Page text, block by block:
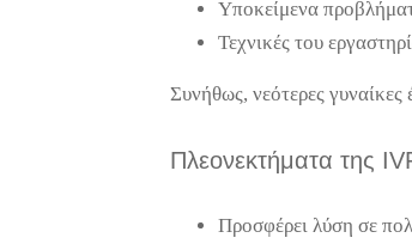
Υποκείμενα
Τεχνικές του
Συνήθως, νεότερες
Πλεονεκτήματα της
Προσφέρει λύση σε